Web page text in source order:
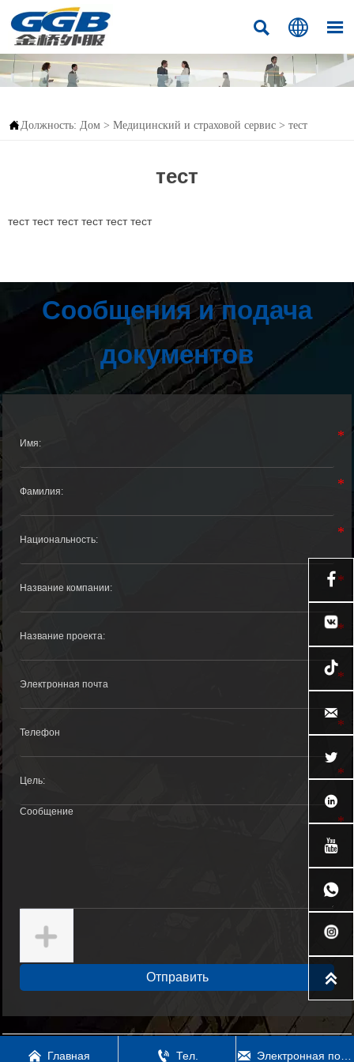
  
 Должность: Дом > Медицинский и страховой сервис > тест
тест
тест тест тест тест тест тест
Сообщения и подача
документов
Отправить
 Главная  Тел. 







